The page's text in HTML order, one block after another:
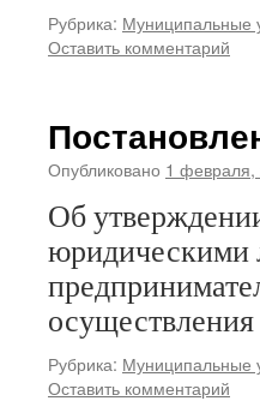
Рубрика: Муниципальные
Оставить комментарий
Опубликовано 1 февраля,
Об
юридическими
Рубрика: Муниципальные
Оставить комментарий